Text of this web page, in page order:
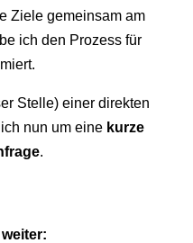
Ziele gemeinsam am
ich den Prozess für
Stelle) einer direkten
nun um eine kurze
.
weiter: